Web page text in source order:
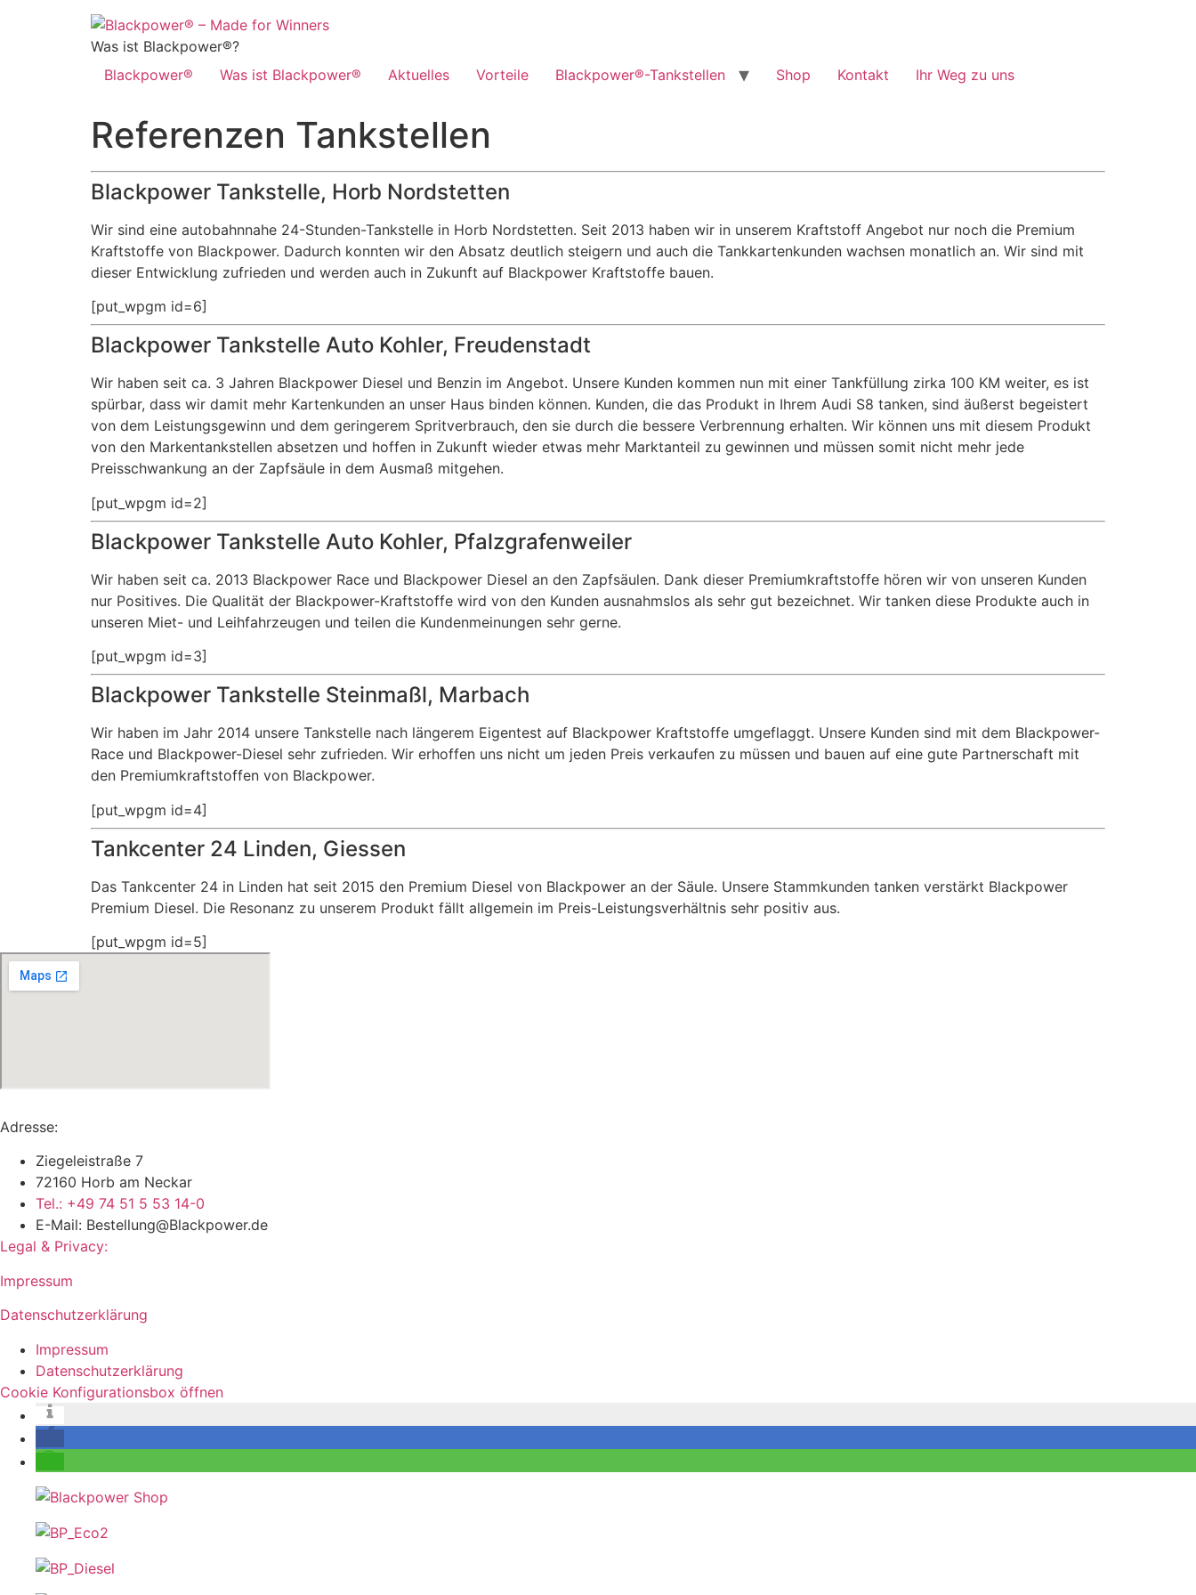
Was ist Blackpower®?
Blackpower®
Was ist Blackpower® Aktuelles Vorteile Blackpower®-Tankstellen Shop Kontakt Ihr Weg zu uns
Referenzen Tankstellen
Blackpower Tankstelle, Horb Nordstetten
Wir sind eine autobahnnahe 24-Stunden-Tankstelle in Horb Nordstetten. Seit 2013 haben wir in unserem Kraftstoff Angebot nur noch die Premium
Kraftstoffe von Blackpower. Dadurch konnten wir den Absatz deutlich steigern und auch die Tankkartenkunden wachsen monatlich an. Wir sind mit
dieser Entwicklung zufrieden und werden auch in Zukunft auf Blackpower Kraftstoffe bauen.
[put_wpgm id=6]
Blackpower Tankstelle Auto Kohler, Freudenstadt
Wir haben seit ca. 3 Jahren Blackpower Diesel und Benzin im Angebot. Unsere Kunden kommen nun mit einer Tankfüllung zirka 100 KM weiter, es ist
spürbar, dass wir damit mehr Kartenkunden an unser Haus binden können. Kunden, die das Produkt in Ihrem Audi S8 tanken, sind äußerst begeistert
von dem Leistungsgewinn und dem geringerem Spritverbrauch, den sie durch die bessere Verbrennung erhalten. Wir können uns mit diesem Produkt
von den Markentankstellen absetzen und hoffen in Zukunft wieder etwas mehr Marktanteil zu gewinnen und müssen somit nicht mehr jede
Preisschwankung an der Zapfsäule in dem Ausmaß mitgehen.
[put_wpgm id=2]
Blackpower Tankstelle Auto Kohler, Pfalzgrafenweiler
Wir haben seit ca. 2013 Blackpower Race und Blackpower Diesel an den Zapfsäulen. Dank dieser Premiumkraftstoffe hören wir von unseren Kunden
nur Positives. Die Qualität der Blackpower-Kraftstoffe wird von den Kunden ausnahmslos als sehr gut bezeichnet. Wir tanken diese Produkte auch in
unseren Miet- und Leihfahrzeugen und teilen die Kundenmeinungen sehr gerne.
[put_wpgm id=3]
Blackpower Tankstelle Steinmaßl, Marbach
Wir haben im Jahr 2014 unsere Tankstelle nach längerem Eigentest auf Blackpower Kraftstoffe umgeflaggt. Unsere Kunden sind mit dem Blackpower-
Race und Blackpower-Diesel sehr zufrieden. Wir erhoffen uns nicht um jeden Preis verkaufen zu müssen und bauen auf eine gute Partnerschaft mit
den Premiumkraftstoffen von Blackpower.
[put_wpgm id=4]
Tankcenter 24 Linden, Giessen
Das Tankcenter 24 in Linden hat seit 2015 den Premium Diesel von Blackpower an der Säule. Unsere Stammkunden tanken verstärkt Blackpower
Premium Diesel. Die Resonanz zu unserem Produkt fällt allgemein im Preis-Leistungsverhältnis sehr positiv aus.
[put_wpgm id=5]
Adresse:
Ziegeleistraße 7
72160 Horb am Neckar
Tel.: +49 74 51 5 53 14-0
E-Mail: Bestellung@Blackpower.de
Legal & Privacy:
Impressum
Datenschutzerklärung
Impressum
Datenschutzerklärung
Cookie Konfigurationsbox öffnen